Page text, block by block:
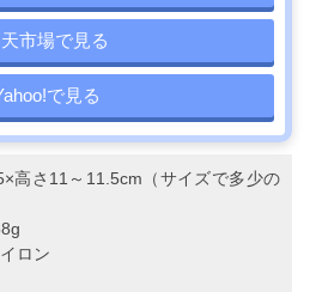
市場で見る
で見る
高さ11～11.5cm（サイズで多少の
ロン